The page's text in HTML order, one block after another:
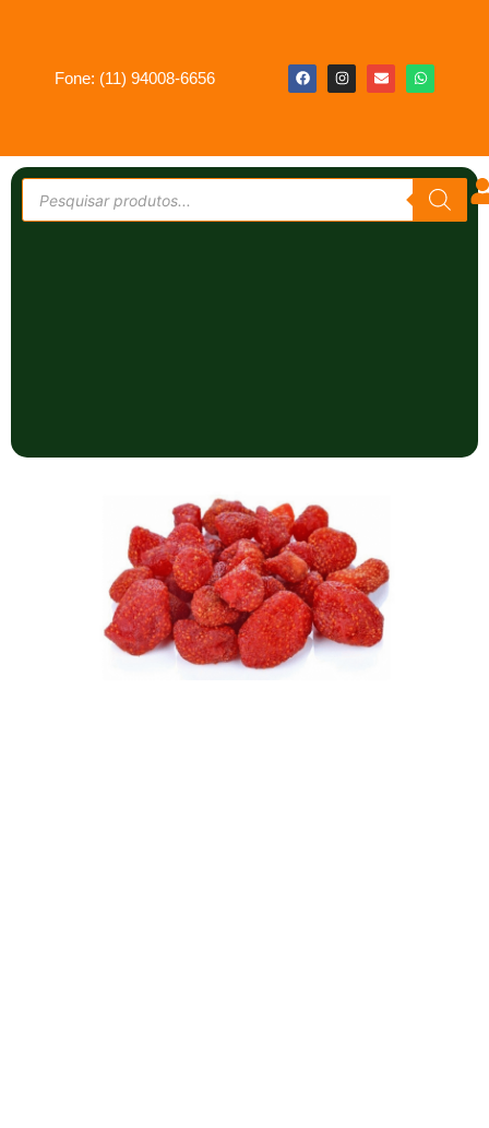
Fone: (11) 94008-6656